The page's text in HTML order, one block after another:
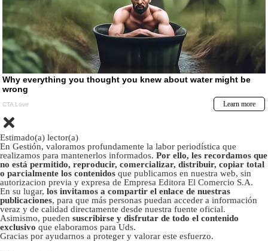
Estimado(a) lector(a)
En Gestión, valoramos profundamente la labor periodística que
realizamos para mantenerlos informados. Por ello, les recordamos que
no está permitido, reproducir, comercializar, distribuir, copiar total
o parcialmente los contenidos que publicamos en nuestra web, sin
autorizacion previa y expresa de Empresa Editora El Comercio S.A.
En su lugar, los invitamos a compartir el enlace de nuestras
publicaciones, para que más personas puedan acceder a información
veraz y de calidad directamente desde nuestra fuente oficial.
Asimismo, pueden suscribirse y disfrutar de todo el contenido
exclusivo que elaboramos para Uds.
Gracias por ayudarnos a proteger y valorar este esfuerzo.